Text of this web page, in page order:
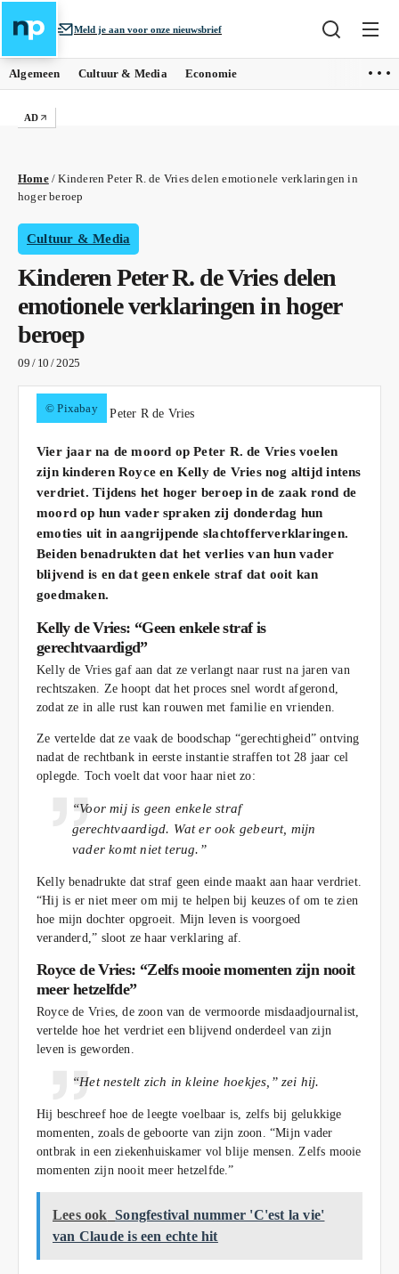
Meld je aan voor onze nieuwsbrief
Algemeen Cultuur & Media Economie
AD
Home/Kinderen Peter R. de Vries delen emotionele verklaringen in
hoger beroep
Cultuur & Media
Kinderen Peter R. de Vries delen
emotionele verklaringen in hoger
beroep
09 / 10 / 2025
© Pixabay
Vier jaar na de moord op Peter R. de Vries voelen
zijn kinderen Royce en Kelly de Vries nog altijd intens
verdriet. Tijdens het hoger beroep in de zaak rond de
moord op hun vader spraken zij donderdag hun
emoties uit in aangrijpende slachtofferverklaringen.
Beiden benadrukten dat het verlies van hun vader
blijvend is en dat geen enkele straf dat ooit kan
goedmaken.
Kelly de Vries: “Geen enkele straf is
gerechtvaardigd”
Kelly de Vries gaf aan dat ze verlangt naar rust na jaren van
rechtszaken. Ze hoopt dat het proces snel wordt afgerond,
zodat ze in alle rust kan rouwen met familie en vrienden.
Ze vertelde dat ze vaak de boodschap “gerechtigheid” ontving
nadat de rechtbank in eerste instantie straffen tot 28 jaar cel
oplegde. Toch voelt dat voor haar niet zo:
“Voor mij is geen enkele straf
gerechtvaardigd. Wat er ook gebeurt, mijn
vader komt niet terug.”
Kelly benadrukte dat straf geen einde maakt aan haar verdriet.
“Hij is er niet meer om mij te helpen bij keuzes of om te zien
hoe mijn dochter opgroeit. Mijn leven is voorgoed
veranderd,” sloot ze haar verklaring af.
Royce de Vries: “Zelfs mooie momenten zijn nooit
meer hetzelfde”
Royce de Vries, de zoon van de vermoorde misdaadjournalist,
vertelde hoe het verdriet een blijvend onderdeel van zijn
leven is geworden.
“Het nestelt zich in kleine hoekjes,” zei hij.
Hij beschreef hoe de leegte voelbaar is, zelfs bij gelukkige
momenten, zoals de geboorte van zijn zoon. “Mijn vader
ontbrak in een ziekenhuiskamer vol blije mensen. Zelfs mooie
momenten zijn nooit meer hetzelfde.”
Lees ook Songfestival nummer 'C'est la vie'
van Claude is een echte hit